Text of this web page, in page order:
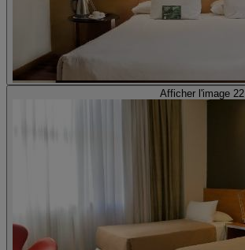
Afficher l'image 22